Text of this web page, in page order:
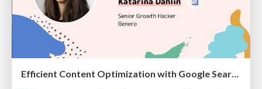
Efficient Content Optimization with Google Search Console & Apps Script